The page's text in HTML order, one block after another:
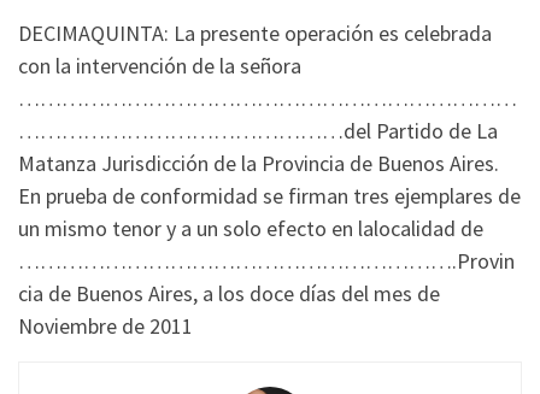
DECIMAQUINTA: La presente operación es celebrada
con la intervención de la señora
……………………………………………………………
………………………………………del Partido de La
Matanza Jurisdicción de la Provincia de Buenos Aires.
En prueba de conformidad se firman tres ejemplares de
un mismo tenor y a un solo efecto en lalocalidad de
…………………………………………………….Provin
cia de Buenos Aires, a los doce días del mes de
Noviembre de 2011